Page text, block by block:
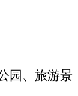
园、旅游景